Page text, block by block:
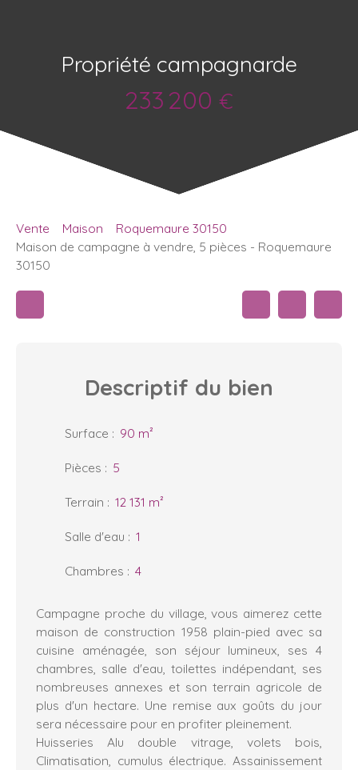
Propriété campagnarde
233 200 €
Vente Maison
Roquemaure 30150
Maison de campagne à vendre, 5 pièces - Roquemaure
30150
Descriptif du bien
Surface : 90 m²
Pièces : 5
Terrain : 12 131 m²
Salle d'eau : 1
Chambres : 4
Campagne proche du village, vous aimerez cette
maison de construction 1958 plain-pied avec sa
cuisine aménagée, son séjour lumineux, ses 4
chambres, salle d'eau, toilettes indépendant, ses
nombreuses annexes et son terrain agricole de
plus d'un hectare. Une remise aux goûts du jour
sera nécessaire pour en profiter pleinement.
Huisseries Alu double vitrage, volets bois,
Climatisation, cumulus électrique. Assainissement